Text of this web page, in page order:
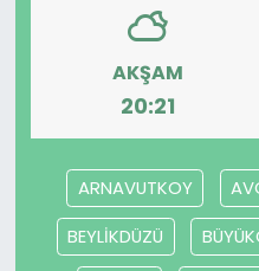
AKŞAM
20:21
ARNAVUTKOY
BEYLİKDÜZÜ